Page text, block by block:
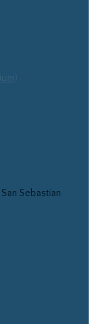
Sebastian